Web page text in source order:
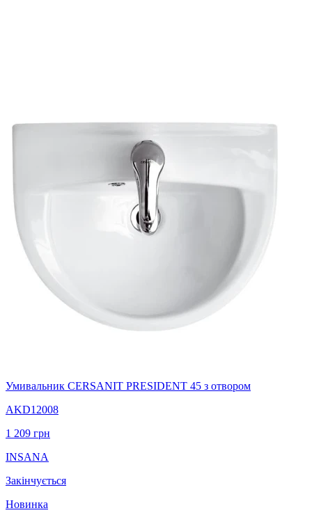
Умивальник CERSANIT PRESIDENT 45 з отвором
AKD12008
1 209 грн
INSANA
Закінчується
Новинка